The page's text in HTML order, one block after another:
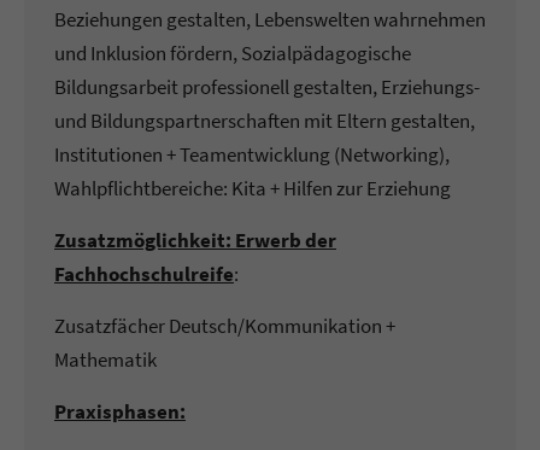
Beziehungen gestalten, Lebenswelten wahrnehmen
und Inklusion fördern, Sozialpädagogische
Bildungsarbeit professionell gestalten, Erziehungs-
und Bildungspartnerschaften mit Eltern gestalten,
Institutionen + Teamentwicklung (Networking),
Wahlpflichtbereiche: Kita + Hilfen zur Erziehung
Zusatzmöglichkeit: Erwerb der
Fachhochschulreife:
Zusatzfächer Deutsch/Kommunikation +
Mathematik
Praxisphasen: